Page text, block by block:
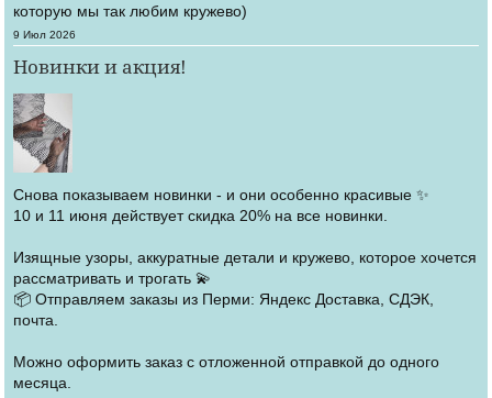
которую мы так любим кружево)
Создано
9 Июл 2026
Новинки и акция!
Снова показываем новинки - и они особенно красивые ✨
10 и 11 июня действует скидка 20% на все новинки.
Изящные узоры, аккуратные детали и кружево, которое хочется
рассматривать и трогать 💫
📦 Отправляем заказы из Перми: Яндекс Доставка, СДЭК,
почта.
Можно оформить заказ с отложенной отправкой до одного
месяца.